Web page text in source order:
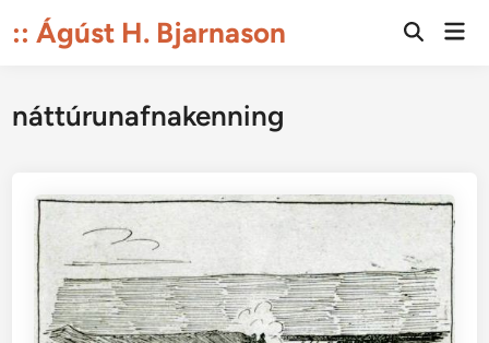
to:: Ágúst H. Bjarnason
Open
náttúrunafnakenning